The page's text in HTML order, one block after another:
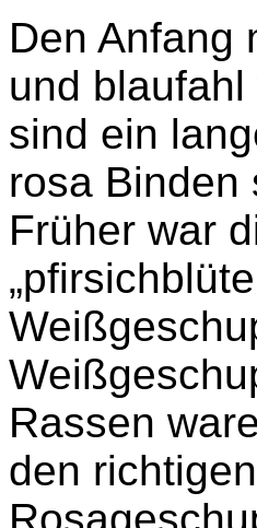
Den Anfang
und
sind ein
rosa Binden
Früher war
Rassen
den